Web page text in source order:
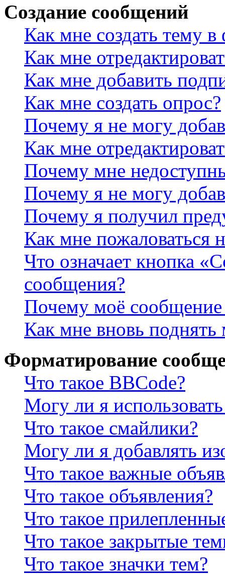
Создание сообщений
Как мне создать тему
Как мне
Как мне добавить
Как мне создать опрос?
Почему я не могу
Как мне
Почему мне
Почему я не могу
Почему я получил
Как мне пожаловаться
Что означает кнопка
сообщения?
Почему моё сообщение
Как мне вновь
Форматирование
Что такое BBCode?
Могу ли я
Что такое смайлики?
Могу ли я добавлять
Что такое важные
Что такое объявления?
Что такое
Что такое закрытые
Что такое значки тем?